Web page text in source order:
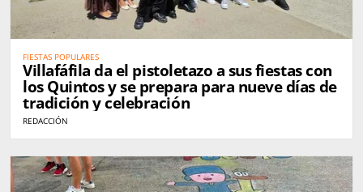
FIESTAS POPULARES
Villafáfila da el pistoletazo a sus fiestas con
los Quintos y se prepara para nueve días de
tradición y celebración
REDACCIÓN